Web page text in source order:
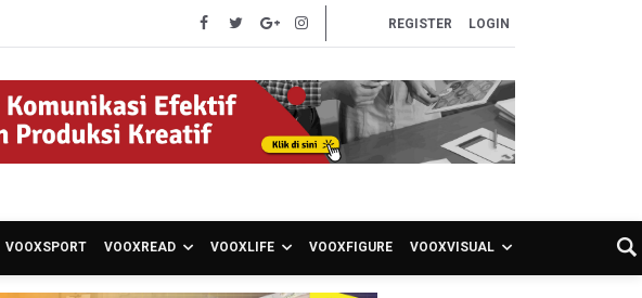
REGISTER LOGIN
VOOXSPORT VOOXREAD VOOXLIFE VOOXFIGURE VOOXVISUAL